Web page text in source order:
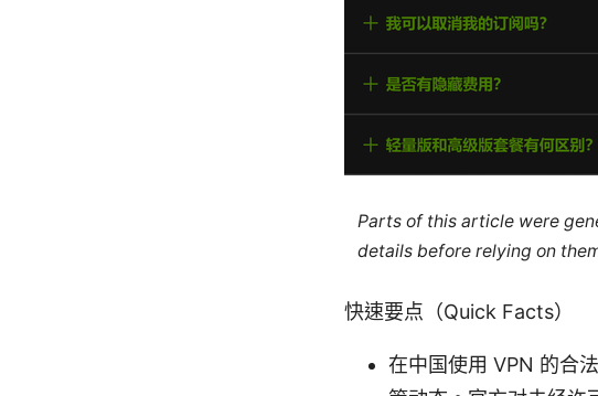
Parts of this article were
details before relying on
快速要点（Quick Facts）
在中国使用 VPN 的合